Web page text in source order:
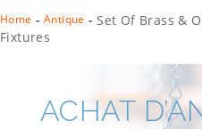
Home - Antique - Set Of Brass &
Fixtures
ACHAT